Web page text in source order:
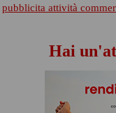
pubblicita attività
Hai